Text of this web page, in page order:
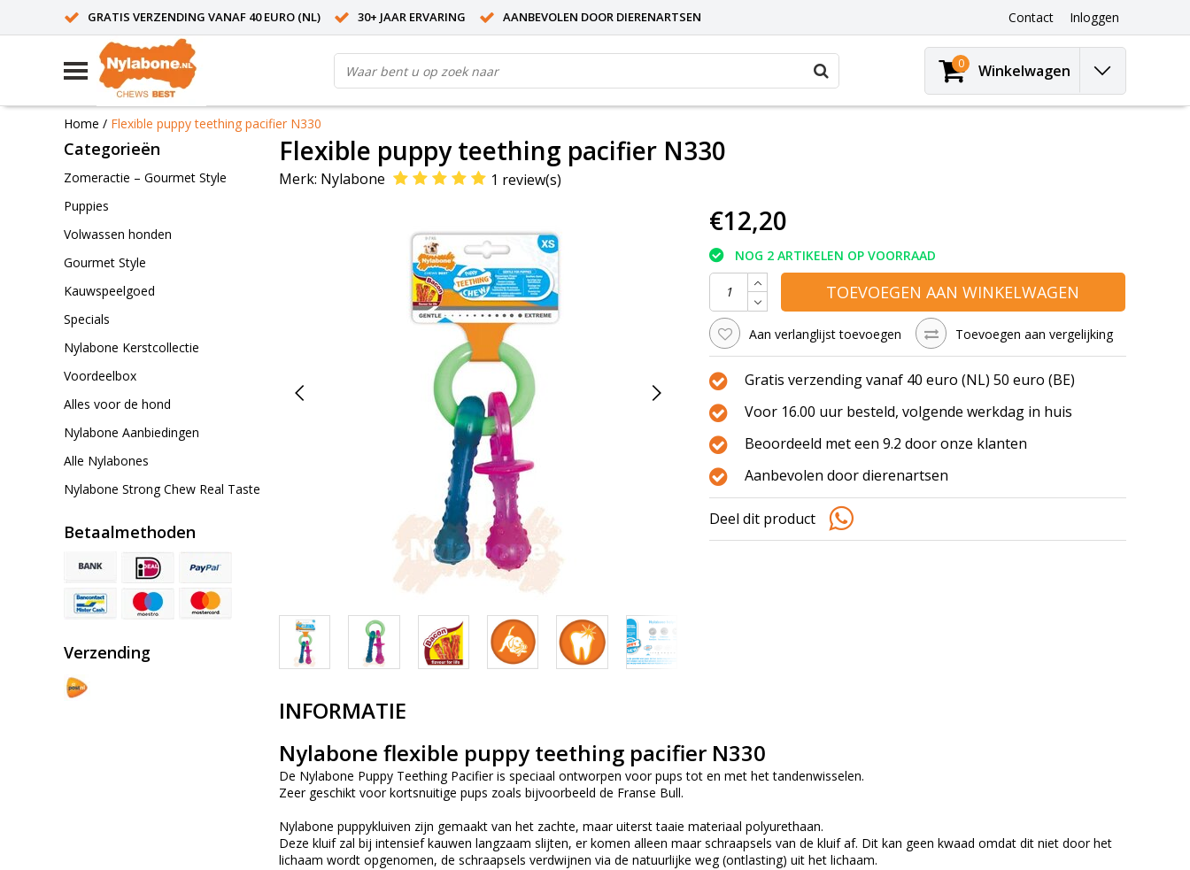
GRATIS VERZENDING VANAF 40 EURO (NL) 30+ JAAR ERVARING AANBEVOLEN DOOR DIERENARTSEN Contact Inloggen
0 Winkelwagen
Home / Flexible puppy teething pacifier N330
Categorieën
Zomeractie – Gourmet Style
Puppies
Volwassen honden
Gourmet Style
Kauwspeelgoed
Specials
Nylabone Kerstcollectie
Voordeelbox
Alles voor de hond
Nylabone Aanbiedingen
Alle Nylabones
Nylabone Strong Chew Real Taste
Betaalmethoden
Verzending
Flexible puppy teething pacifier N330
Merk: Nylabone 1 review(s)
€12,20
NOG 2 ARTIKELEN OP VOORRAAD
TOEVOEGEN AAN WINKELWAGEN
Aan verlanglijst toevoegen Toevoegen aan vergelijking
Gratis verzending vanaf 40 euro (NL) 50 euro (BE)
Voor 16.00 uur besteld, volgende werkdag in huis
Beoordeeld met een 9.2 door onze klanten
Aanbevolen door dierenartsen
Deel dit product
INFORMATIE
Nylabone flexible puppy teething pacifier N330
De Nylabone Puppy Teething Pacifier is speciaal ontworpen voor pups tot en met het tandenwisselen.
Zeer geschikt voor kortsnuitige pups zoals bijvoorbeeld de Franse Bull.
Nylabone puppykluiven zijn gemaakt van het zachte, maar uiterst taaie materiaal polyurethaan.
Deze kluif zal bij intensief kauwen langzaam slijten, er komen alleen maar schraapsels van de kluif af. Dit kan geen kwaad omdat dit niet door het
lichaam wordt opgenomen, de schraapsels verdwijnen via de natuurlijke weg (ontlasting) uit het lichaam.